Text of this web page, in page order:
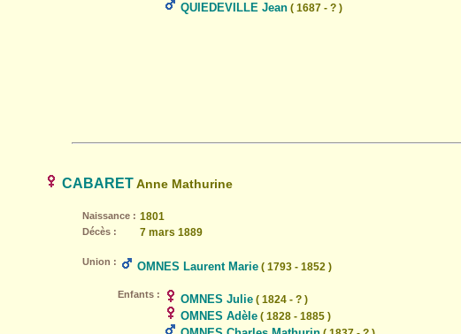
QUIEDEVILLE Jean ( 1687 - ? )
CABARETAnne Mathurine
Naissance : 1801
Décès : 7 mars 1889
Union : OMNES Laurent Marie ( 1793 - 1852 )
Enfants : OMNES Julie ( 1824 - ? )
OMNES Adèle ( 1828 - 1885 )